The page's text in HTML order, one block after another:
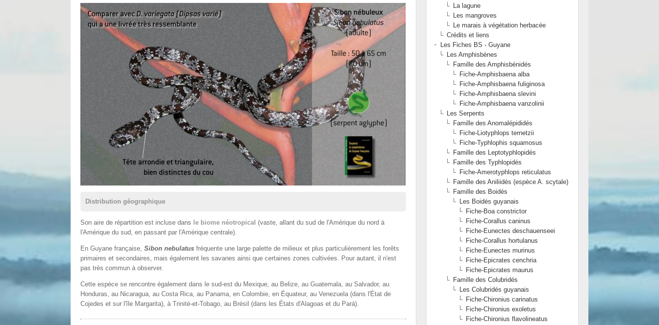
Distribution géographique
Son aire de répartition est incluse dans le biome néotropical (vaste, allant du sud de l'Amérique du nord à
l'Amérique du sud, en passant par l'Amérique centrale).
En Guyane française, Sibon nebulatus fréquente une large palette de milieux et plus particulièrement les forêts
primaires et secondaires, mais également les savanes ainsi que certaines zones cultivées. Pour autant, il n'est
pas très commun à observer.
Cette espèce se rencontre également dans le sud-est du Mexique, au Belize, au Guatemala, au Salvador, au
Honduras, au Nicaragua, au Costa Rica, au Panama, en Colombie, en Équateur, au Venezuela (dans l'État de
Cojedes et sur l'île Margarita), à Trinité-et-Tobago, au Brésil (dans les États d'Alagoas et du Pará).
La lagune
Les mangroves
Le marais à végétation herbacée
Crédits et liens
Les Fiches BS - Guyane
Les Amphisbènes
Famille des Amphisbénidés
Fiche-Amphisbaena alba
Fiche-Amphisbaena fuliginosa
Fiche-Amphisbaena slevini
Fiche-Amphisbaena vanzolinii
Les Serpents
Famille des Anomalépididés
Fiche-Liotyphlops ternetzii
Fiche-Typhlophis squamosus
Famille des Leptotyphlopidés
Famille des Typhlopidés
Fiche-Amerotyphlops reticulatus
Famille des Aniliidés (espèce A. scytale)
Famille des Boidés
Les Boidés guyanais
Fiche-Boa constrictor
Fiche-Corallus caninus
Fiche-Eunectes deschauenseei
Fiche-Corallus hortulanus
Fiche-Eunectes murinus
Fiche-Epicrates cenchria
Fiche-Epicrates maurus
Famille des Colubridés
Les Colubridés guyanais
Fiche-Chironius carinatus
Fiche-Chironius exoletus
Fiche-Chironius flavolineatus